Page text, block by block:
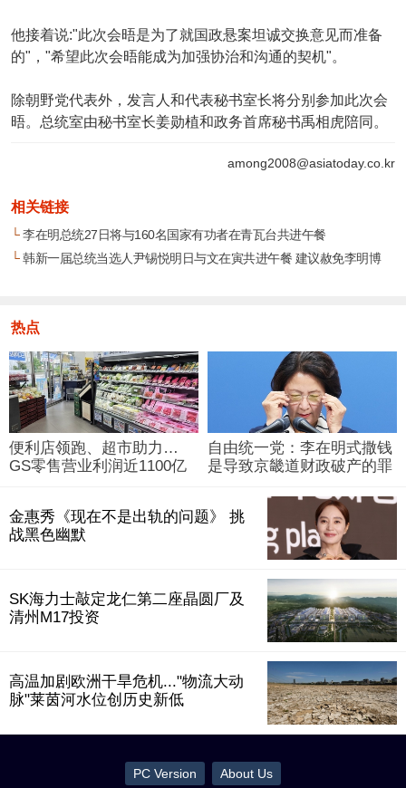
他接着说:"此次会晤是为了就国政悬案坦诚交换意见而准备
的"，"希望此次会晤能成为加强协治和沟通的契机"。
除朝野党代表外，发言人和代表秘书室长将分别参加此次会
晤。总统室由秘书室长姜勋植和政务首席秘书禹相虎陪同。
among2008@asiatoday.co.kr
相关链接
└李在明总统27日将与160名国家有功者在青瓦台共进午餐
└韩新一届总统当选人尹锡悦明日与文在寅共进午餐 建议赦免李明博
热点
便利店领跑、超市助力…
GS零售营业利润近1100亿
自由统一党：李在明式撒钱
是导致京畿道财政破产的罪
金惠秀《现在不是出轨的问题》 挑
战黑色幽默
SK海力士敲定龙仁第二座晶圆厂及
清州M17投资
高温加剧欧洲干旱危机..."物流大动
脉"莱茵河水位创历史新低
PC Version About Us